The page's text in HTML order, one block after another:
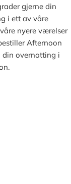
gjerne din
i ett av våre
nyere værelser
Afternoon
din overnatting i